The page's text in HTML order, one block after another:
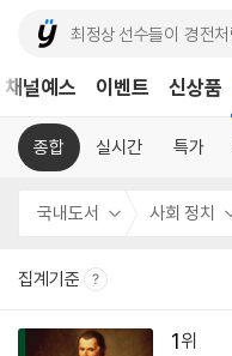
채널예스 이벤트 신상품
종합 실시간 특가
국내도서 사회 정치
집계기준
1